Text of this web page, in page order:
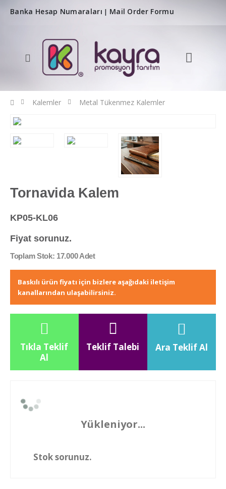
Banka Hesap Numaraları | Mail Order Formu
Kalemler Metal Tükenmez Kalemler
Tornavida Kalem
KP05-KL06
Fiyat sorunuz.
Toplam Stok: 17.000 Adet
Baskılı ürün fiyatı için bizlere aşağıdaki iletişim
kanallarından ulaşabilirsiniz.
Tıkla Teklif
Al
Teklif Talebi Ara Teklif Al
Yükleniyor...
Stok sorunuz.